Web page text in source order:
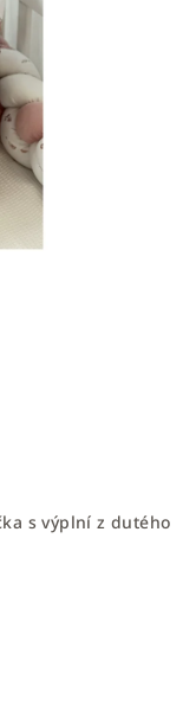
s výplní z dutého